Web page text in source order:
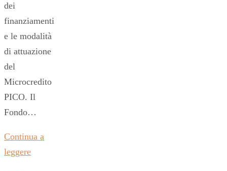
dei
finanziamenti
e le modalità
di attuazione
del
Microcredito
PICO. Il
Fondo…
Continua a
leggere